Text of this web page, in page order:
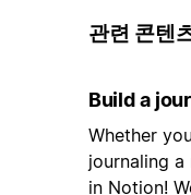
관련 콘텐
Build a
Whether
journaling
in Notion!